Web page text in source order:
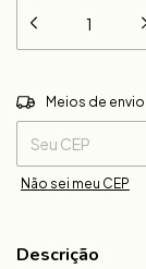
Entregas para o CEP:
Meios de envio
Não sei meu CEP
Descrição